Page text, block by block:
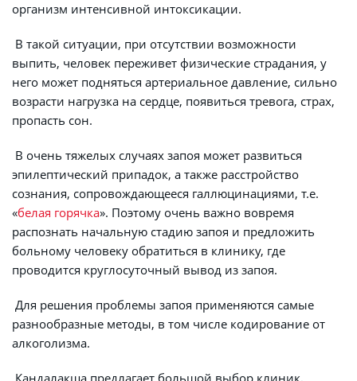
организм интенсивной интоксикации.
выпить, человек переживет физические страдания, у
него может подняться артериальное давление, сильно
возрасти нагрузка на сердце, появиться тревога, страх,
пропасть сон.
эпилептический припадок, а также расстройство
сознания, сопровождающееся галлюцинациями, т.е.
«белая горячка». Поэтому очень важно вовремя
распознать начальную стадию запоя и предложить
больному человеку обратиться в клинику, где
проводится круглосуточный вывод из запоя.
разнообразные методы, в том числе кодирование от
алкоголизма.